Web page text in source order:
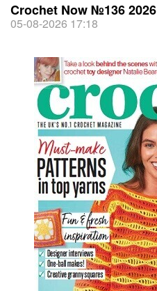
Crochet Now №136 2026
05-08-2026 17:18